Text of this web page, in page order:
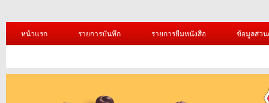
หน้าแรก รายการบันทึก รายการยืมหนังสือ ข้อมูลส่ว